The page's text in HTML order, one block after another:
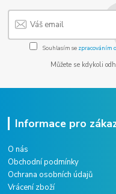
Souhlasím se zpracováním
Můžete se kdykoli
Informace pro
O nás
Obchodní podmínky
Ochrana osobních údajů
Vrácení zboží